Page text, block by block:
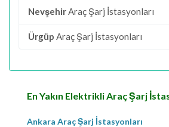
NevşehirAraç Şarj İstasyonları
Ürgüp Araç Şarj İstasyonları
En Yakın Elektrikli Araç Şarj
Ankara Araç Şarj İstasyonları